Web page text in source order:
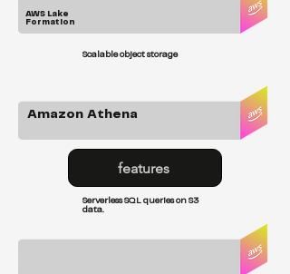
AWS Lake
Formation
Scalable object storage
Amazon Athena
features
Serverless SQL queries on S3
data.